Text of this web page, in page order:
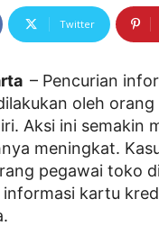
Twitter
– Pencurian
oleh orang
Aksi ini semakin
meningkat.
pegawai toko
kartu